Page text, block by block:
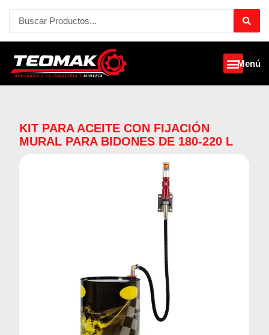
contenido
Search
...
Menú
KIT PARA ACEITE CON FIJACIÓN
MURAL PARA BIDONES DE 180-220 L